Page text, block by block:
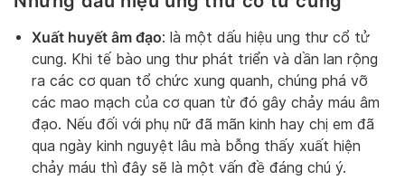
Xuất huyết âm đạo: là một dấu hiệu ung thư cổ tử
cung. Khi tế bào ung thư phát triển và dần lan rộng
ra các cơ quan tổ chức xung quanh, chúng phá vỡ
các mao mạch của cơ quan từ đó gây chảy máu âm
đạo. Nếu đối với phụ nữ đã mãn kinh hay chị em đã
qua ngày kinh nguyệt lâu mà bỗng thấy xuất hiện
chảy máu thì đây sẽ là một vấn đề đáng chú ý.